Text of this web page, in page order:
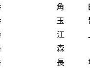
番 角
番 玉
番 江
番
番 長